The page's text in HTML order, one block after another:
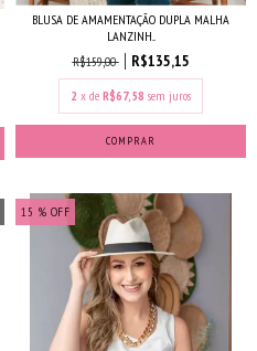
BLUSA DE AMAMENTAÇÃO DUPLA MALHA
LANZINH...
R$159,00
R$135,15
2 x de R$67,58 sem juros
COMPRAR
15 % OFF